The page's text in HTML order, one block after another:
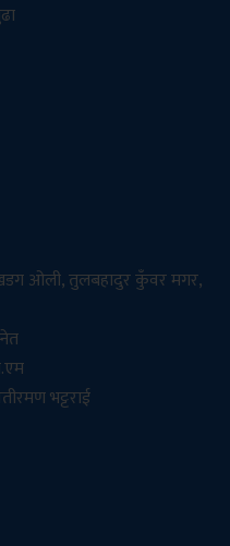
ओली, तुलबहादुर कुँवर मगर,
भट्टराई